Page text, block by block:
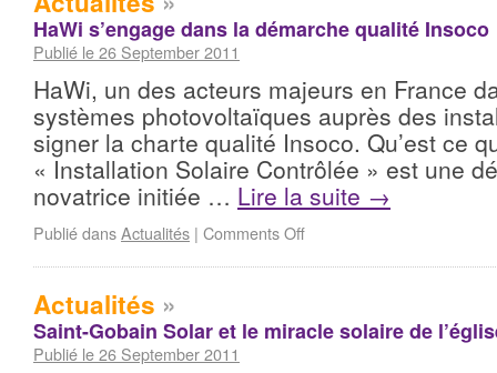
HaWi s’engage dans la démarche qualité Insoco
Publié le 26 September 2011
HaWi, un des acteurs majeurs en France
systèmes photovoltaïques auprès des
signer la charte qualité Insoco. Qu’est ce
« Installation Solaire Contrôlée » est une
novatrice initiée … Lire la suite →
Publié dansActualités | Comments Off
Actualités »
Saint-Gobain Solar et le miracle solaire de
Publié le 26 September 2011